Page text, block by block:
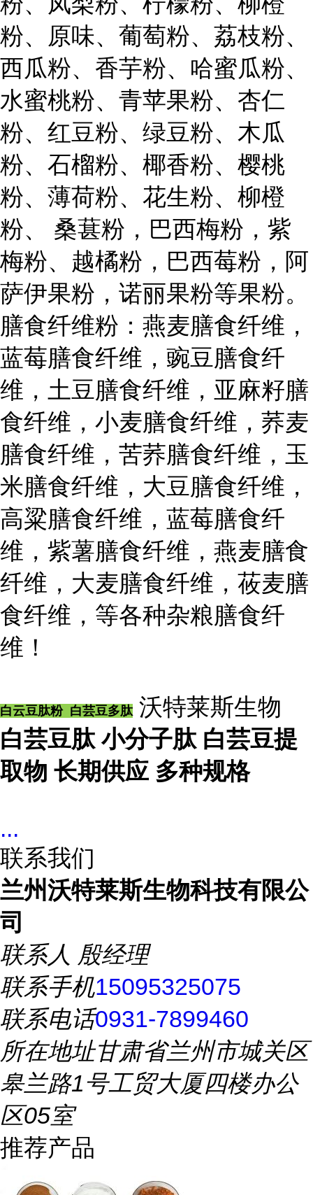
粉、原味、葡萄粉、荔枝粉、
西瓜粉、香芋粉、哈蜜瓜粉、
水蜜桃粉、青苹果粉、杏仁
粉、红豆粉、绿豆粉、木瓜
粉、石榴粉、椰香粉、樱桃
粉、薄荷粉、花生粉、柳橙
粉、 桑葚粉，巴西梅粉，紫
梅粉、越橘粉，巴西莓粉，阿
萨伊果粉，诺丽果粉等果粉。
膳食纤维粉：燕麦膳食纤维，
蓝莓膳食纤维，豌豆膳食纤
维，土豆膳食纤维，亚麻籽膳
食纤维，小麦膳食纤维，荞麦
膳食纤维，苦荞膳食纤维，玉
米膳食纤维，大豆膳食纤维，
高粱膳食纤维，蓝莓膳食纤
维，紫薯膳食纤维，燕麦膳食
纤维，大麦膳食纤维，莜麦膳
食纤维，等各种杂粮膳食纤
维！
白云豆肽粉 白芸豆多肽 沃特莱斯生物
白芸豆肽 小分子肽 白芸豆提
取物 长期供应 多种规格
...
联系我们
兰州沃特莱斯生物科技有限公
司
联系人 殷经理
联系手机15095325075
联系电话0931-7899460
所在地址甘肃省兰州市城关区
皋兰路1号工贸大厦四楼办公
区05室
推荐产品